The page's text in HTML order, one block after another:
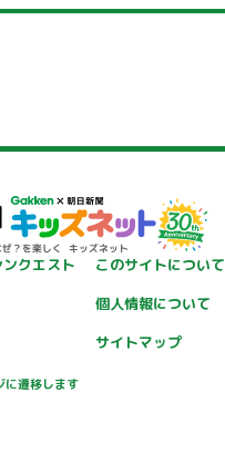
クエスト
このサイトについて
個人情報について
遷移します
サイトマップ